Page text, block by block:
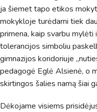
ja šiemet tapo etikos
mokykloje turėdami tiek
primena, kaip svarbu
tolerancijos simboliu
gimnazijos koridoriuje
pedagogė Eglė Alsienė, o
skirtingos šalies namą šiai
Dėkojame visiems